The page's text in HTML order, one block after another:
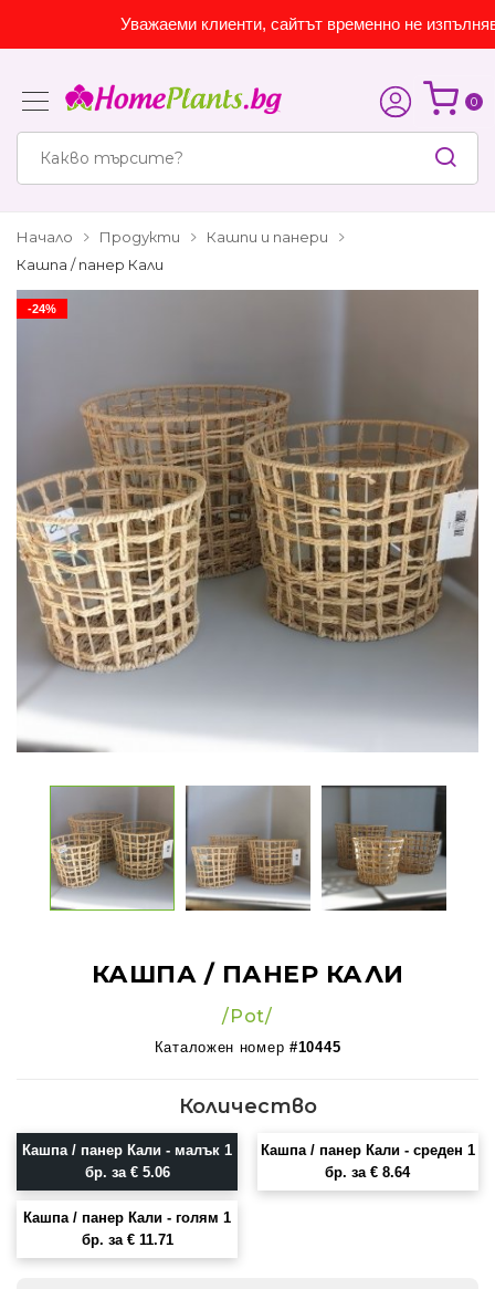
Уважаеми клиенти, сайтът временно не
0
Начало Продукти
Кашпи и панери
Кашпа / панер Кали
-24%
КАШПА / ПАНЕР КАЛИ
/Pot/
Каталожен номер#10445
Количество
Кашпа / панер Кали - малък 1
бр. за € 5.06
Кашпа / панер Кали - среден 1
бр. за € 8.64
Кашпа / панер Кали - голям 1
бр. за € 11.71